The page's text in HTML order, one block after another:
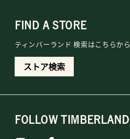
FIND A STORE
ティンバーランド 検索はこちらから
ストア検索
FOLLOW TIMBERLAND